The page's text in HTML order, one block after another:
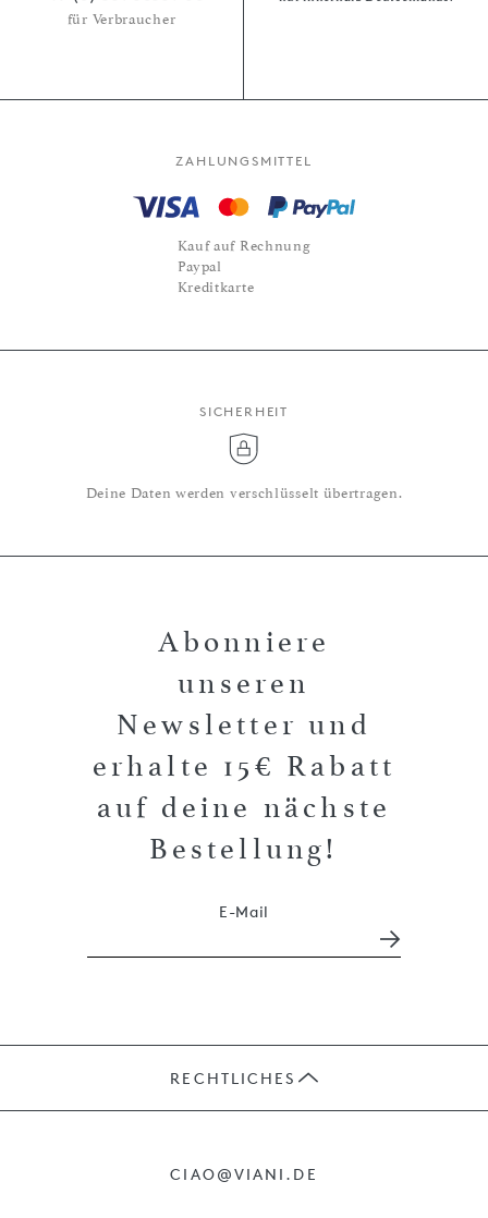
für Verbraucher
ZAHLUNGSMITTEL
Kauf auf Rechnung
Paypal
Kreditkarte
SICHERHEIT
Deine Daten werden verschlüsselt übertragen.
Abonniere
unseren
Newsletter und
erhalte 15€ Rabatt
auf deine nächste
Bestellung!
E-Mail
RECHTLICHES
CIAO@VIANI.DE